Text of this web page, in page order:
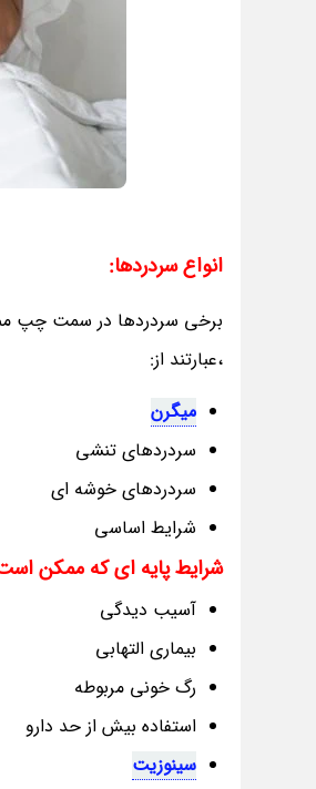
انواع سردردها:
برخی سردردها در سمت چپ
،عبارتند از:
میگرن
سردردهای تنشی
سردردهای خوشه ای
شرایط اساسی
شرایط پایه ای که ممکن
آسیب دیدگی
بیماری التهابی
رگ خونی مربوطه
استفاده بیش از حد دارو
سینوزیت